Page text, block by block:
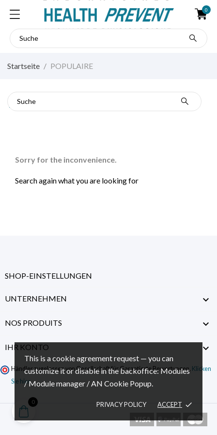
This is a cookie agreement request — you can
customize it or disable in the backoffice: Modules
/ Module manager / AN Cookie Popup.
PRIVACY POLICY ACCEPT done
0
Startseite POPULAIRE
POPULAIRE
Sorry for the inconvenience.
Search again what you are looking for
SHOP-EINSTELLUNGEN
UNTERNEHMEN 
NOS PRODUITS 
IHR KONTO 
Händler zugelassen von Gesellschaft für Garantierte Bewertungen, Klicken
Sie hier.
0